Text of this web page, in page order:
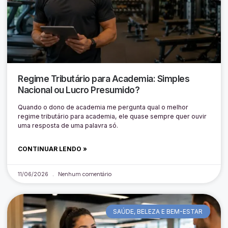
Regime Tributário para Academia: Simples
Nacional ou Lucro Presumido?
Quando o dono de academia me pergunta qual o melhor
regime tributário para academia, ele quase sempre quer ouvir
uma resposta de uma palavra só.
CONTINUAR LENDO »
11/06/2026 Nenhum comentário
SAÚDE, BELEZA E BEM-ESTAR